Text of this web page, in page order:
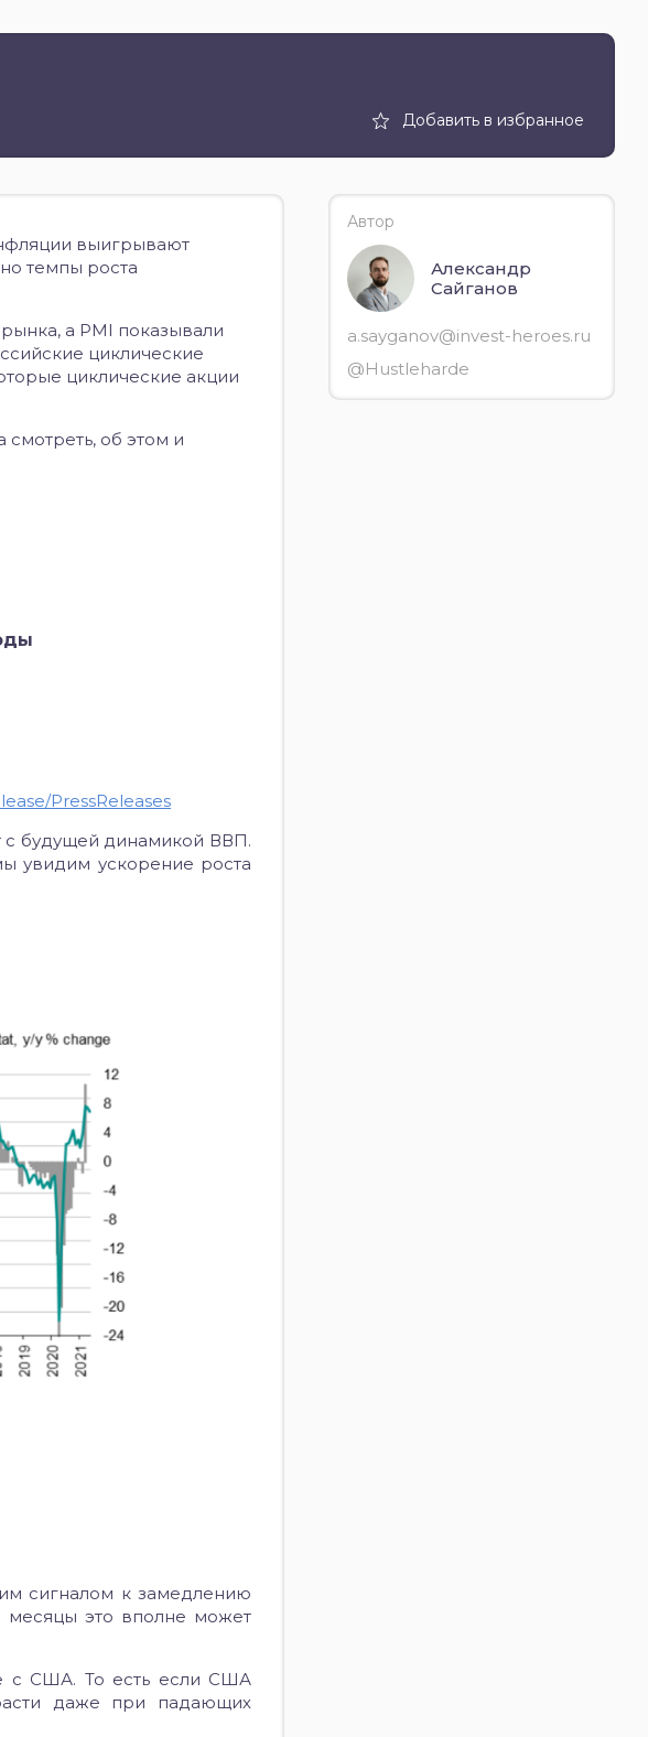
Добавить в избранное
выигрывают
темпы роста
а PMI показывали
циклические
циклические акции
об этом и
PressReleases
с будущей динамикой ВВП.
увидим ускорение роста
сигналом к замедлению
месяцы это вполне может
с США. То есть если США
даже при падающих
Автор
Александр
Сайганов
a.sayganov@invest-heroes.ru
@Hustleharde